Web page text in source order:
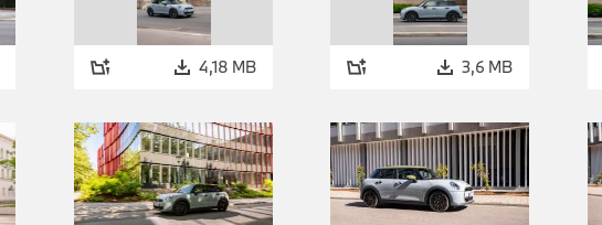
4,18 MB 3,6 MB